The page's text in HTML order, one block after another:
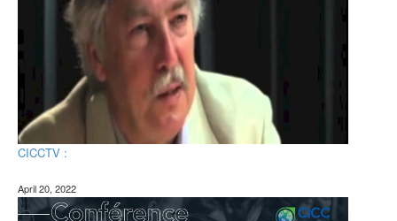
CICCTV :
April 20, 2022